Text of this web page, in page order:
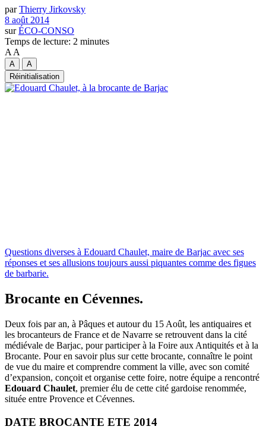
par Thierry Jirkovsky
8 août 2014
sur ÉCO-CONSO
Temps de lecture: 2 minutes
A A
A
A
Réinitialisation
Questions diverses à Edouard Chaulet, maire de Barjac avec ses
réponses et ses allusions toujours aussi piquantes comme des figues
de barbarie.
Brocante en Cévennes.
Deux fois par an, à Pâques et autour du 15 Août, les antiquaires et
les brocanteurs de France et de Navarre se retrouvent dans la cité
médiévale de Barjac, pour participer à la Foire aux Antiquités et à la
Brocante. Pour en savoir plus sur cette brocante, connaître le point
de vue du maire et comprendre comment la ville, avec son comité
d’expansion, conçoit et organise cette foire, notre équipe a rencontré
Edouard Chaulet, premier élu de cette cité gardoise renommée,
située entre Provence et Cévennes.
DATE BROCANTE ETE 2014